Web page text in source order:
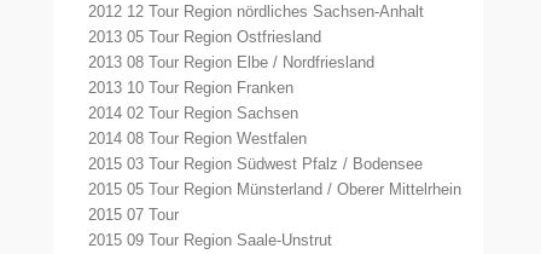
2012 12 Tour Region nördliches Sachsen-Anhalt
2013 05 Tour Region Ostfriesland
2013 08 Tour Region Elbe / Nordfriesland
2013 10 Tour Region Franken
2014 02 Tour Region Sachsen
2014 08 Tour Region Westfalen
2015 03 Tour Region Südwest Pfalz / Bodensee
2015 05 Tour Region Münsterland / Oberer Mittelrhein
2015 07 Tour
2015 09 Tour Region Saale-Unstrut